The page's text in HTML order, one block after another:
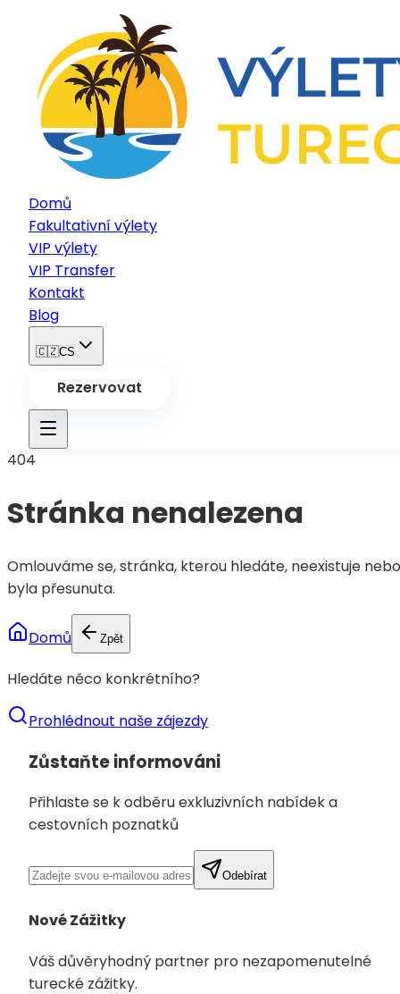
Domů
Fakultativní výlety
VIP výlety
VIP Transfer
Kontakt
Blog
🇨🇿CS
Rezervovat
404
Stránka nenalezena
Omlouváme se, stránka, kterou hledáte, neexistuje nebo
byla přesunuta.
Domů Zpět
Hledáte něco konkrétního?
Prohlédnout naše zájezdy
Zůstaňte informováni
Přihlaste se k odběru exkluzivních nabídek a
cestovních poznatků
Odebírat
Nové Zážitky
Váš důvěryhodný partner pro nezapomenutelné
turecké zážitky.